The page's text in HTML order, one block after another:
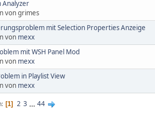
Analyzer
von grimes
mit Selection Properties Anzeige
von mexx
mit WSH Panel Mod
von mexx
in Playlist View
von mexx
1 2 3 ... 44